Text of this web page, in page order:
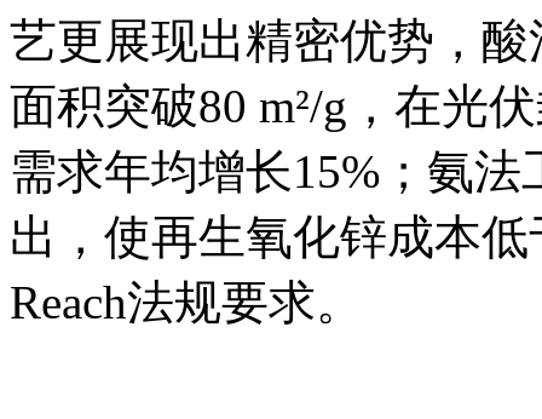
艺更展现出精密优势，
面积突破80 m²/g，在光
需求年均增长15%；氨
出，使再生氧化锌成本
Reach法规要求。